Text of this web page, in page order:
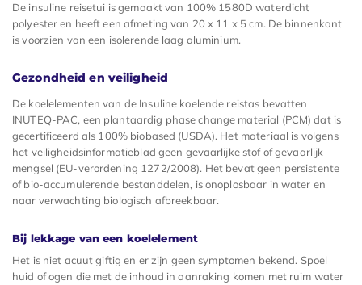
De insuline reisetui is gemaakt van 100% 1580D waterdicht
polyester en heeft een afmeting van 20 x 11 x 5 cm. De binnenkant
is voorzien van een isolerende laag aluminium.
Gezondheid en veiligheid
De koelelementen van de Insuline koelende reistas bevatten
INUTEQ-PAC, een plantaardig phase change material (PCM) dat is
gecertificeerd als 100% biobased (USDA). Het materiaal is volgens
het veiligheidsinformatieblad geen gevaarlijke stof of gevaarlijk
mengsel (EU-verordening 1272/2008). Het bevat geen persistente
of bio-accumulerende bestanddelen, is onoplosbaar in water en
naar verwachting biologisch afbreekbaar.
Bij lekkage van een koelelement
Het is niet acuut giftig en er zijn geen symptomen bekend. Spoel
huid of ogen die met de inhoud in aanraking komen met ruim water